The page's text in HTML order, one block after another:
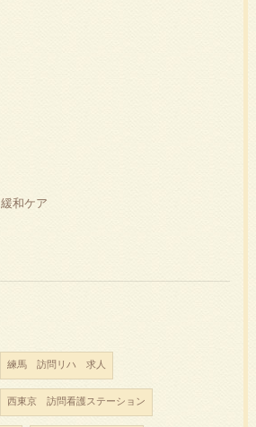
緩和ケア
練馬 訪問リハ 求人
西東京 訪問看護ステーション